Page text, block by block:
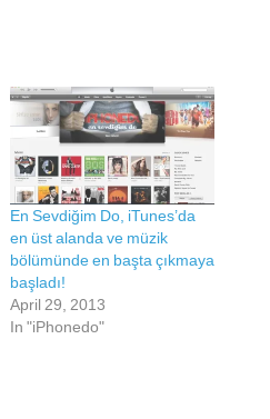
En Sevdiğim Do, iTunes’da
en üst alanda ve müzik
bölümünde en başta çıkmaya
başladı!
April 29, 2013
In "iPhonedo"